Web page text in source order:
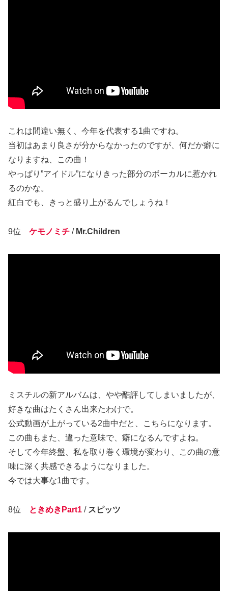
これは間違い無く、今年を代表する1曲ですね。
当初はあまり良さが分からなかったのですが、何だか癖に
なりますね、この曲！
やっぱり”アイドル”になりきった部分のボーカルに惹かれ
るのかな。
紅白でも、きっと盛り上がるんでしょうね！
9位 ケモノミチ / Mr.Children
ミスチルの新アルバムは、やや酷評してしまいましたが、
好きな曲はたくさん出来たわけで。
公式動画が上がっている2曲中だと、こちらになります。
この曲もまた、違った意味で、癖になるんですよね。
そして今年終盤、私を取り巻く環境が変わり、この曲の意
味に深く共感できるようになりました。
今では大事な1曲です。
8位 ときめきPart1 / スピッツ